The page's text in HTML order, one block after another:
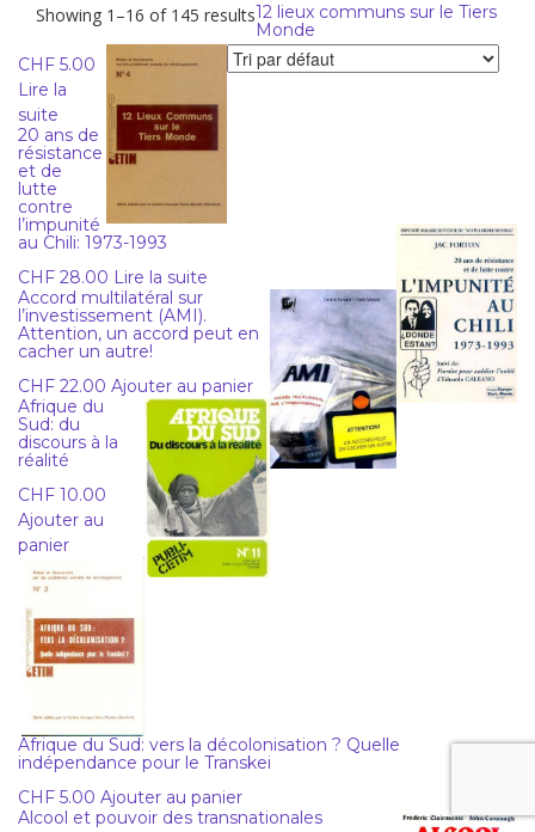
Showing 1–16 of 145 results12 lieux communs sur le Tiers
Monde
CHF 5.00
Lire la
suite
20 ans de
résistance
et de
lutte
contre
l’impunité
au Chili: 1973-1993
CHF 28.00 Lire la suite
Accord multilatéral sur
l’investissement (AMI).
Attention, un accord peut en
cacher un autre!
CHF 22.00 Ajouter au panier
Afrique du
Sud: du
discours à la
réalité
CHF 10.00
Ajouter au
panier
Afrique du Sud: vers la décolonisation ? Quelle
indépendance pour le Transkei
CHF 5.00 Ajouter au panier
Alcool et pouvoir des transnationales